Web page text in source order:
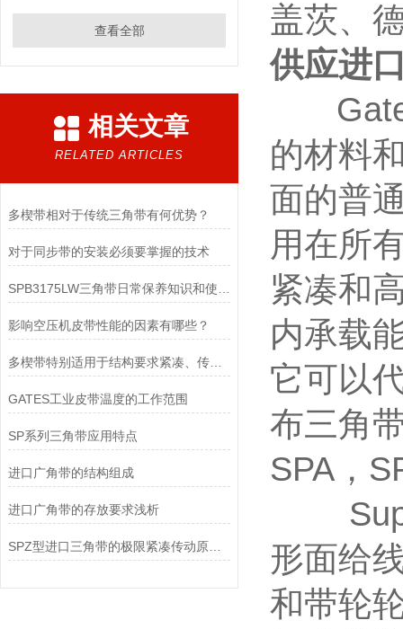
查看全部
相关文章
RELATED ARTICLES
多楔带相对于传统三角带有何优势？
对于同步带的安装必须要掌握的技术
影响空压机皮带性能的因素有哪些？
多楔带特别适用于结构要求紧凑、传动功率大的高速传动
GATES工业皮带温度的工作范围
SP系列三角带应用特点
进口广角带的结构组成
进口广角带的存放要求浅析
SPZ型进口三角带的极限紧凑传动原理与高转速适配实践
盖茨、
供应进
的材料
面的普
用在所
紧凑和
内承载
它可以
布三角
SPA，
Super
形面给
和带轮